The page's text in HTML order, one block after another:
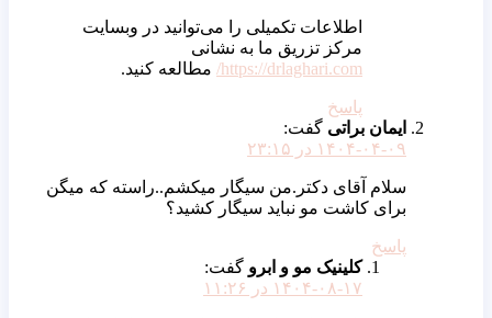
اطلاعات تکمیلی را می‌توانید در وبسایت
مرکز تزریق ما به نشانی
https://drlaghari.com/ مطالعه کنید.
پاسخ
ایمان براتی گفت:
۱۴۰۴-۰۴-۰۹ در ۲۳:۱۵
سلام آقای دکتر.من سیگار میکشم..راسته که میگن
برای کاشت مو نباید سیگار کشید؟
پاسخ
کلینیک مو و ابرو گفت:
۱۴۰۴-۰۸-۱۷ در ۱۱:۲۶